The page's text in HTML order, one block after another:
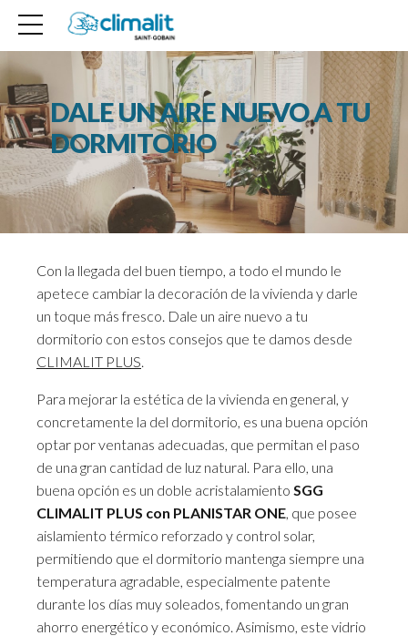
DALE UN AIRE NUEVO A TU
DORMITORIO
Con la llegada del buen tiempo, a todo el mundo le
apetece cambiar la decoración de la vivienda y darle
un toque más fresco. Dale un aire nuevo a tu
dormitorio con estos consejos que te damos desde
CLIMALIT PLUS.
Para mejorar la estética de la vivienda en general, y
concretamente la del dormitorio, es una buena opción
optar por ventanas adecuadas, que permitan el paso
de una gran cantidad de luz natural. Para ello, una
buena opción es un doble acristalamiento SGG
CLIMALIT PLUS con PLANISTAR ONE, que posee
aislamiento térmico reforzado y control solar,
permitiendo que el dormitorio mantenga siempre una
temperatura agradable, especialmente patente
durante los días muy soleados, fomentando un gran
ahorro energético y económico. Asimismo, este vidrio